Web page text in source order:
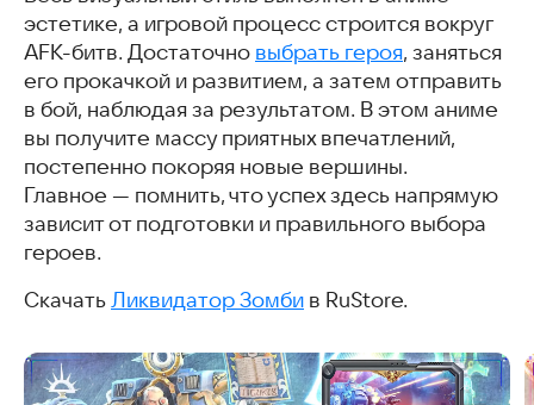
эстетике, а игровой процесс строится вокруг
AFK-битв. Достаточно выбрать героя, заняться
его прокачкой и развитием, а затем отправить
в бой, наблюдая за результатом. В этом аниме
вы получите массу приятных впечатлений,
постепенно покоряя новые вершины.
Главное — помнить, что успех здесь напрямую
зависит от подготовки и правильного выбора
героев.
Скачать Ликвидатор Зомби в RuStore.